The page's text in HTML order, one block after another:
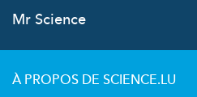
Mr Science
À PROPOS DE SCIENCE.LU